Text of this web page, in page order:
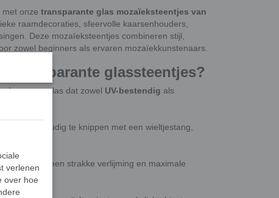
onze transparante glas mozaïeksteentjes van
raamdecoraties, sfeervolle kaarsenhouders,
Deze mozaïeksteentjes combineren stijl,
zowel beginners als ervaren mozaïekkunstenaars.
transparante glassteentjes?
duurzaam glas dat zowel UV-bestendig als
zijn eenvoudig te knippen met een wieltjestang,
zijden voor een strakke verlijming en maximale
verlenen
over hoe